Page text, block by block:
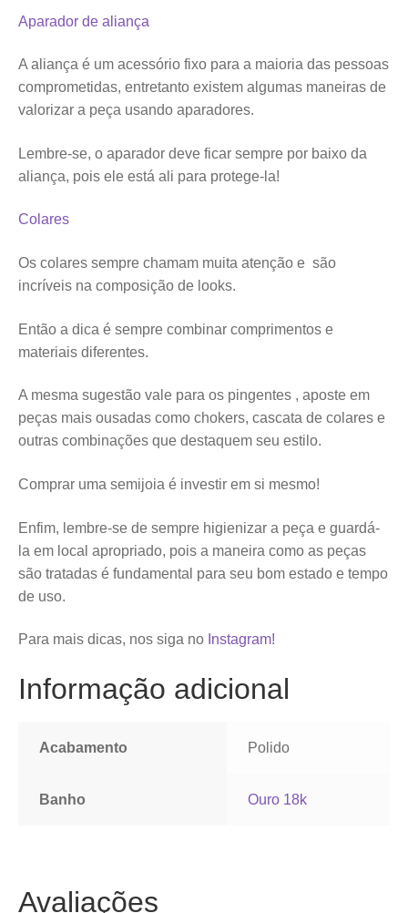
Aparador de aliança
A aliança é um acessório fixo para a maioria das pessoas
comprometidas, entretanto existem algumas maneiras de
valorizar a peça usando aparadores.
Lembre-se, o aparador deve ficar sempre por baixo da
aliança, pois ele está ali para protege-la!
Colares
Os colares sempre chamam muita atenção e são
incríveis na composição de looks.
Então a dica é sempre combinar comprimentos e
materiais diferentes.
A mesma sugestão vale para os pingentes , aposte em
peças mais ousadas como chokers, cascata de colares e
outras combinações que destaquem seu estilo.
Comprar uma semijoia é investir em si mesmo!
Enfim, lembre-se de sempre higienizar a peça e guardá-
la em local apropriado, pois a maneira como as peças
são tratadas é fundamental para seu bom estado e tempo
de uso.
Para mais dicas, nos siga no Instagram!
Informação adicional
Acabamento Polido
Banho Ouro 18k
Avaliações